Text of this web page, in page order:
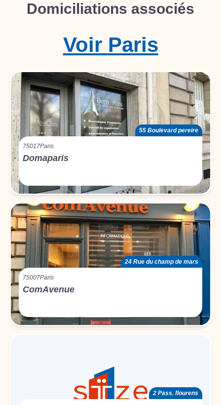
Domiciliations associés
Paris
Voir
55 Boulevard pereire
75017Paris
Domaparis
24 Rue du champ de mars
75007Paris
ComAvenue
2 Pass. flourens